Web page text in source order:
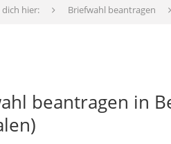
hier: Briefwahl beantragen
beantragen in